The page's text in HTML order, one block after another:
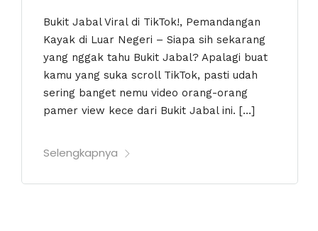
Bukit Jabal Viral di TikTok!, Pemandangan
Kayak di Luar Negeri – Siapa sih sekarang
yang nggak tahu Bukit Jabal? Apalagi buat
kamu yang suka scroll TikTok, pasti udah
sering banget nemu video orang-orang
pamer view kece dari Bukit Jabal ini. […]
Selengkapnya